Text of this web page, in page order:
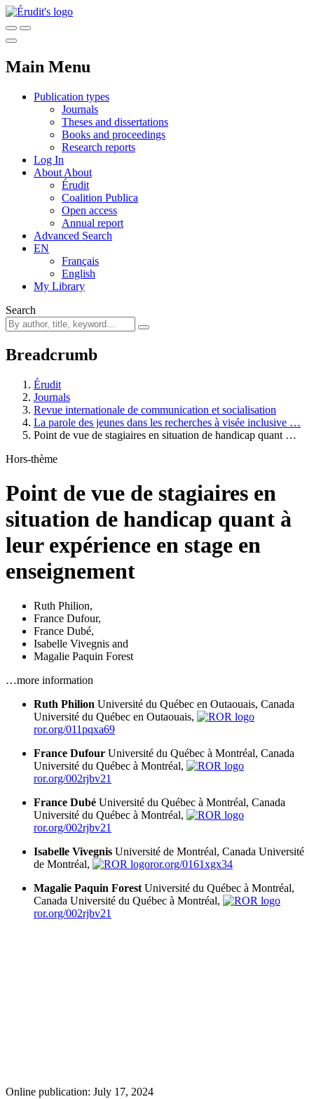
Main Menu
Publication types
Journals
Theses and dissertations
Books and proceedings
Research reports
Log In
About About
Érudit
Coalition Publica
Open access
Annual report
Advanced Search
EN
Français
English
My Library
Search
Breadcrumb
Érudit
Journals
Revue internationale de communication et socialisation
La parole des jeunes dans les recherches à visée inclusive …
Point de vue de stagiaires en situation de handicap quant …
Hors-thème
Point de vue de stagiaires en
situation de handicap quant à
leur expérience en stage en
enseignement
Ruth Philion,
France Dufour,
France Dubé,
Isabelle Vivegnis and
Magalie Paquin Forest
…more information
Ruth Philion Université du Québec en Outaouais, Canada
Université du Québec en Outaouais,
ror.org/011pqxa69
France Dufour Université du Québec à Montréal, Canada
Université du Québec à Montréal,
ror.org/002rjbv21
France Dubé Université du Québec à Montréal, Canada
Université du Québec à Montréal,
ror.org/002rjbv21
Isabelle Vivegnis Université de Montréal, Canada Université
de Montréal,
ror.org/0161xgx34
Magalie Paquin Forest Université du Québec à Montréal,
Canada Université du Québec à Montréal,
ror.org/002rjbv21
Online publication: July 17, 2024